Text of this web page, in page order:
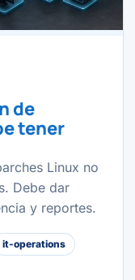
de
tener
Linux no
Debe dar
y reportes.
it-operations